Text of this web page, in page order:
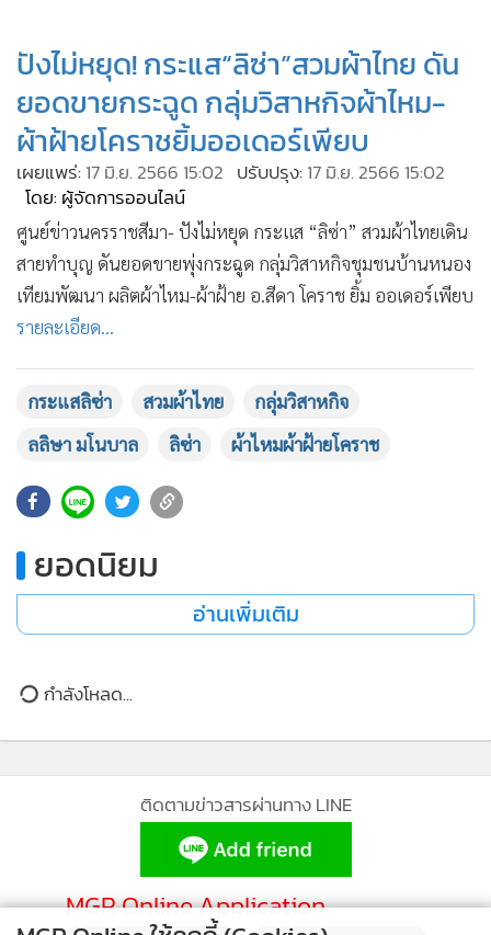
• MGR Live
Infographic
การเมือง
• ท่องเที่ยว
กีฬา
• ต่างประเทศ
• Special Scoop
• เศรษฐกิจ-ธุรกิจ
• จีน
อาชญากรรม
Motoring
• วิทยาศาสตร์
หุ้น
• อินโดจีน
• กองทุนรวม
• Factcheck
• ญี่ปุ่น
ปังไม่หยุด! กระแส“ลิซ่า”สวมผ้าไทย ดัน
ยอดขายกระฉูด กลุ่มวิสาหกิจผ้าไหม-
ผ้าฝ้ายโคราชยิ้มออเดอร์เพียบ
เผยแพร่: 17 มิ.ย. 2566 15:02 ปรับปรุง: 17 มิ.ย. 2566 15:02
โดย: ผู้จัดการออนไลน์
ศูนย์ข่าวนครราชสีมา- ปังไม่หยุด กระแส “ลิซ่า” สวมผ้าไทยเดิน
สายทำบุญ ดันยอดขายพุ่งกระฉูด กลุ่มวิสาหกิจชุมชนบ้านหนอง
เทียมพัฒนา ผลิตผ้าไหม-ผ้าฝ้าย อ.สีดา โคราช ยิ้ม ออเดอร์เพียบ
รายละเอียด...
กระแสลิซ่า สวมผ้าไทย
กลุ่มวิสาหกิจ
ลลิษา มโนบาล
ลิซ่า ผ้าไหมผ้าฝ้ายโคราช
ยอดนิยม
อ่านเพิ่มเติม
กำลังโหลด...
ติดตามข่าวสารผ่านทาง LINE
MGR Online Application